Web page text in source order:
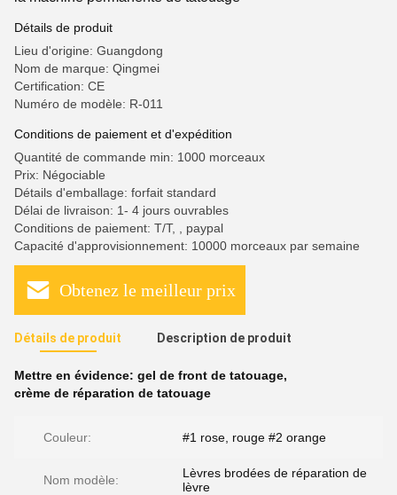
Détails de produit
Lieu d'origine: Guangdong
Nom de marque: Qingmei
Certification: CE
Numéro de modèle: R-011
Conditions de paiement et d'expédition
Quantité de commande min: 1000 morceaux
Prix: Négociable
Détails d'emballage: forfait standard
Délai de livraison: 1- 4 jours ouvrables
Conditions de paiement: T/T, , paypal
Capacité d'approvisionnement: 10000 morceaux par semaine
Obtenez le meilleur prix
Détails de produit Description de produit
Mettre en évidence: gel de front de tatouage,
crème de réparation de tatouage
Couleur: #1 rose, rouge #2 orange
Nom modèle:
Lèvres brodées de réparation de
lèvre